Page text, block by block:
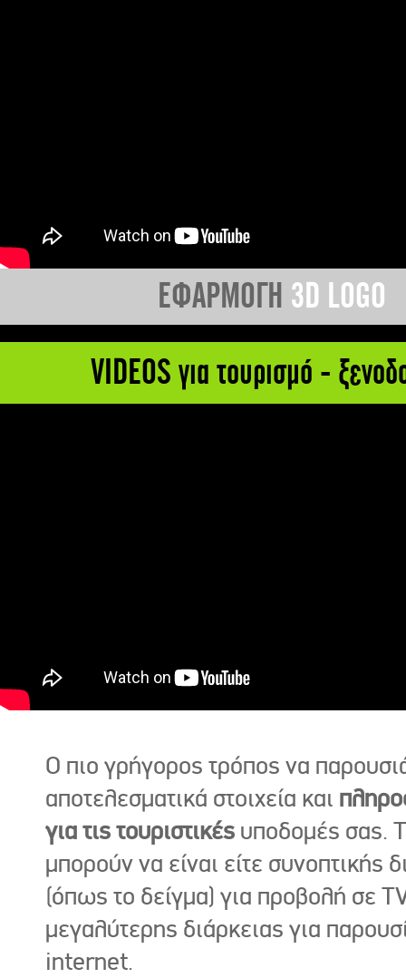
ΕΦΑΡΜΟΓΗ 3D LOGO
VIDEOS για τουρισμό -
Ο πιο γρήγορος τρόπος να
αποτελεσματικά στοιχεία και
για τις τουριστικές υποδομές σας.
μπορούν να είναι είτε συνοπτικής
(όπως το δείγμα) για προβολή σε
μεγαλύτερης διάρκειας για
internet.